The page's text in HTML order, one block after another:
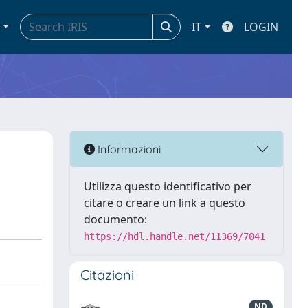
IT LOGIN
Informazioni
Utilizza questo identificativo per
citare o creare un link a questo
documento:
https://hdl.handle.net/11369/7041
Citazioni